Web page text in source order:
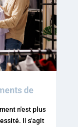
de
n'est plus
Il s'agit